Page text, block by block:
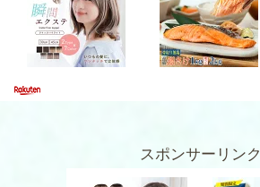
スポンサーリンク